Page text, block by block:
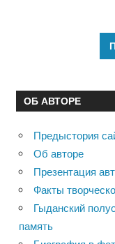
ОБ АВТОРЕ
Предыстория
Об авторе
Презентация
Факты
Гыданский
память